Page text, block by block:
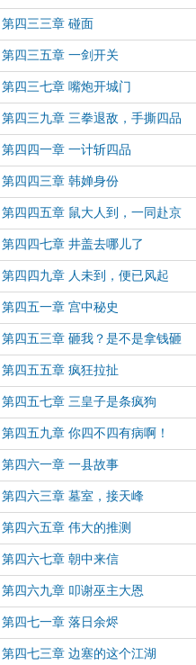
第四三三章 碰面
第四三五章 一剑开关
第四三七章 嘴炮开城门
第四三九章 三拳退敌，手撕四品
第四四一章 一计斩四品
第四四三章 韩婵身份
第四四五章 鼠大人到，一同赴京
第四四七章 井盖去哪儿了
第四四九章 人未到，便已风起
第四五一章 宫中秘史
第四五三章 砸我？是不是拿钱砸
我？
第四五五章 疯狂拉扯
第四五七章 三皇子是条疯狗
第四五九章 你四不四有病啊！
第四六一章 一县故事
第四六三章 墓室，接天峰
第四六五章 伟大的推测
第四六七章 朝中来信
第四六九章 叩谢巫主大恩
第四七一章 落日余烬
第四七三章 边塞的这个江湖